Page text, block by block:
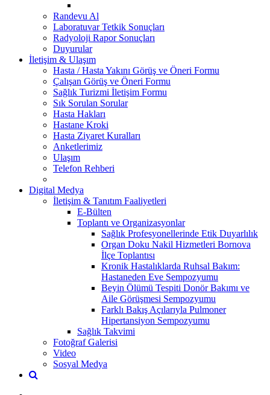
Randevu Al
Laboratuvar Tetkik Sonuçları
Radyoloji Rapor Sonuçları
Duyurular
İletişim & Ulaşım
Hasta / Hasta Yakını Görüş ve Öneri Formu
Çalışan Görüş ve Öneri Formu
Sağlık Turizmi İletişim Formu
Sık Sorulan Sorular
Hasta Hakları
Hastane Kroki
Hasta Ziyaret Kuralları
Anketlerimiz
Ulaşım
Telefon Rehberi
Digital Medya
İletişim & Tanıtım Faaliyetleri
E-Bülten
Toplantı ve Organizasyonlar
Sağlık Profesyonellerinde Etik Duyarlılık
Organ Doku Nakil Hizmetleri Bornova
İlçe Toplantısı
Kronik Hastalıklarda Ruhsal Bakım:
Hastaneden Eve Sempozyumu
Beyin Ölümü Tespiti Donör Bakımı ve
Aile Görüşmesi Sempozyumu
Farklı Bakış Açılarıyla Pulmoner
Hipertansiyon Sempozyumu
Sağlık Takvimi
Fotoğraf Galerisi
Video
Sosyal Medya